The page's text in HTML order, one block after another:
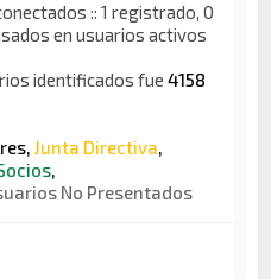
:: 1 registrado, 0
en usuarios activos
identificados fue4158
,Junta Directiva,
,
No Presentados